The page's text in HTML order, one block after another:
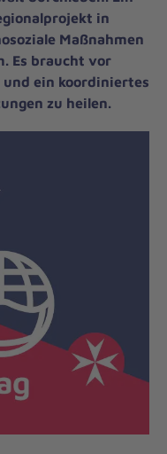
in
Maßnahmen
Es braucht vor
und ein koordiniertes
zu heilen.